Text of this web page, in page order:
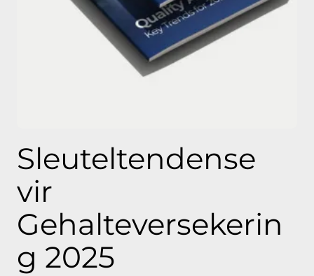
Sleuteltendense
vir
Gehalteversekerin
g 2025